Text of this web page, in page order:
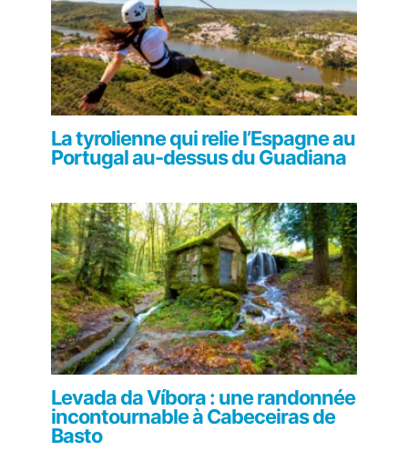
La tyrolienne qui relie l’Espagne au
Portugal au-dessus du Guadiana
Levada da Víbora : une randonnée
incontournable à Cabeceiras de
Basto